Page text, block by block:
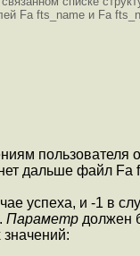
Fa fts_name и Fa
пользователя
дальше файл Fa f
успеха, и -1 в
Параметр должен